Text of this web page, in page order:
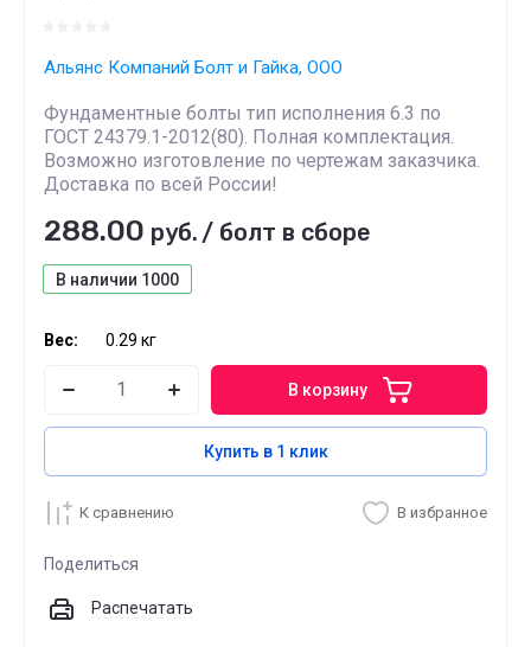
Альянс Компаний Болт и Гайка, ООО
Фундаментные болты тип исполнения 6.3 по
ГОСТ 24379.1-2012(80). Полная комплектация.
Возможно изготовление по чертежам заказчика.
Доставка по всей России!
В наличии 1000
288.00 руб. / болт в сборе
Вес: 0.29 кг
В корзину
Купить в 1 клик
К сравнению В избранное
Поделиться
Распечатать